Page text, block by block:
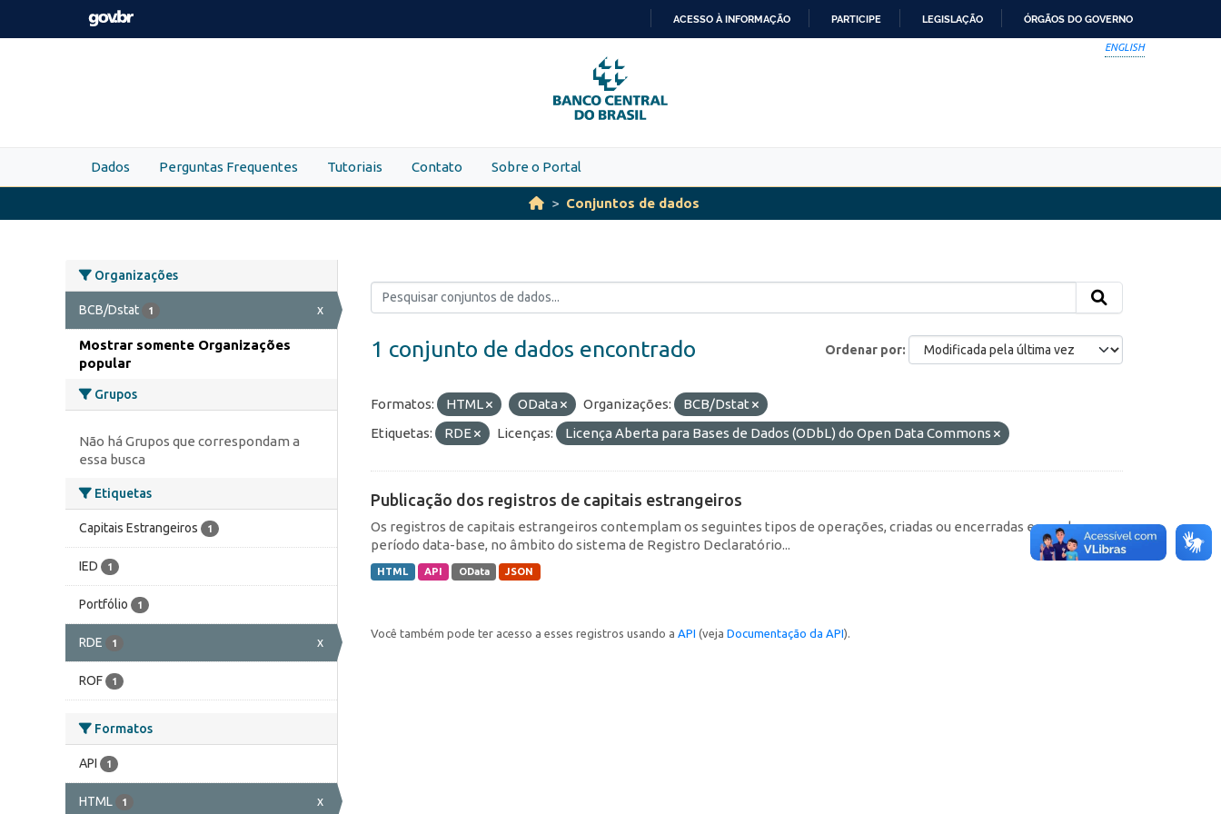
Skip to main content
PARA
O
CONTEÚDO
ACESSO À INFORMAÇÃO PARTICIPE LEGISLAÇÃO ÓRGÃOS DO GOVERNO
ENGLISH
Dados Perguntas Frequentes Tutoriais Contato Sobre o Portal
Conjuntos de dados
Organizações
BCB/Dstat 1 x
Mostrar somente Organizações
popular
Grupos
Não há Grupos que correspondam a
essa busca
Etiquetas
Capitais Estrangeiros 1
IED 1
Portfólio 1
RDE 1 x
ROF 1
Formatos
API 1
HTML 1 x
Ordenar por
1 conjunto de dados encontrado
Formatos: HTML OData Organizações:
BCB/Dstat
Etiquetas:
RDE Licenças: Licença Aberta para Bases de Dados (ODbL) do Open Data Commons
Publicação dos registros de capitais estrangeiros
Os registros de capitais estrangeiros contemplam os seguintes tipos de operações, criadas ou encerradas em cada
período data-base, no âmbito do sistema de Registro Declaratório...
HTML API OData JSON
Você também pode ter acesso a esses registros usando a API (veja Documentação da API).